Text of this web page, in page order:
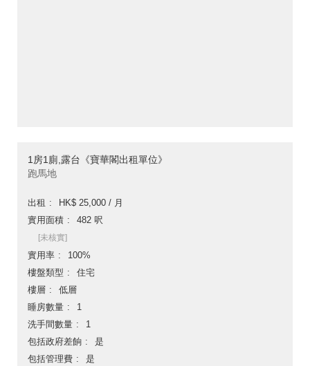
1房1廁,露台《寶華閣出租單位》
跑馬地
出租
HK$ 25,000 / 月
實用面積
482 呎
[未核實]
實用率
100%
樓盤類型
住宅
樓層
低層
睡房數量
1
洗手間數量
1
包括政府差餉
是
包括管理費
是